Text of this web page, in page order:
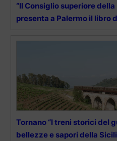
“Il Consiglio superiore
presenta a Palermo il libro
Tornano “I treni storici del
bellezze e sapori della